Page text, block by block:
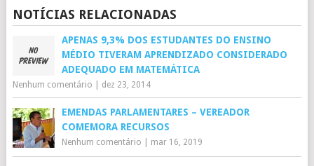
NOTÍCIAS RELACIONADAS
APENAS 9,3% DOS ESTUDANTES DO ENSINO
MÉDIO TIVERAM APRENDIZADO CONSIDERADO
ADEQUADO EM MATEMÁTICA
Nenhum comentário dez 23, 2014
EMENDAS PARLAMENTARES – VEREADOR
COMEMORA RECURSOS
Nenhum comentário mar 16, 2019